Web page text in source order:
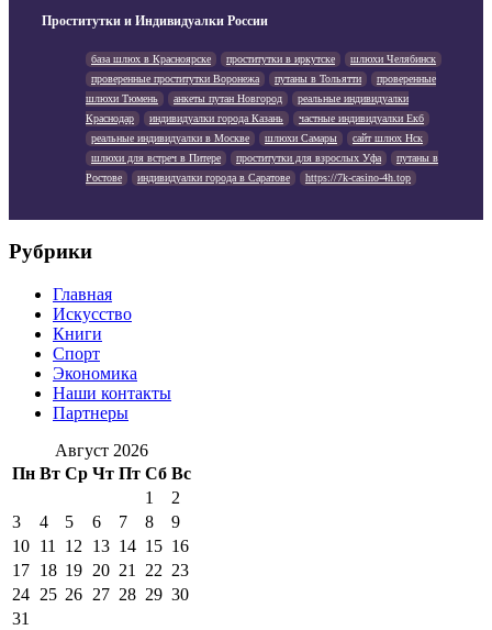
Проститутки и Индивидуалки России
база шлюх в Красноярске проститутки в иркутске
шлюхи Челябинск
проверенные проститутки Воронежа
путаны в Тольятти
проверенные
шлюхи Тюмень
анкеты путан Новгород
реальные индивидуалки
Краснодар
индивидуалки города Казань
частные индивидуалки Екб
реальные индивидуалки в Москве
шлюхи Самары
сайт шлюх Нск
шлюхи для встреч в Питере
проститутки для взрослых Уфа
путаны в
Ростове
индивидуалки города в Саратове https://7k-casino-4h.top
Рубрики
Главная
Искусство
Книги
Спорт
Экономика
Наши контакты
Партнеры
Август 2026
Пн Вт Ср Чт Пт Сб Вс
1
2
3
4 5 6 7 8
9
10 11 12 13 14 15 16
17 18 19 20 21 22 23
24 25 26 27 28 29 30
31